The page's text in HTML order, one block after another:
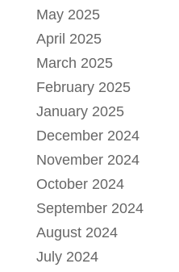
May 2025
April 2025
March 2025
February 2025
January 2025
December 2024
November 2024
October 2024
September 2024
August 2024
July 2024